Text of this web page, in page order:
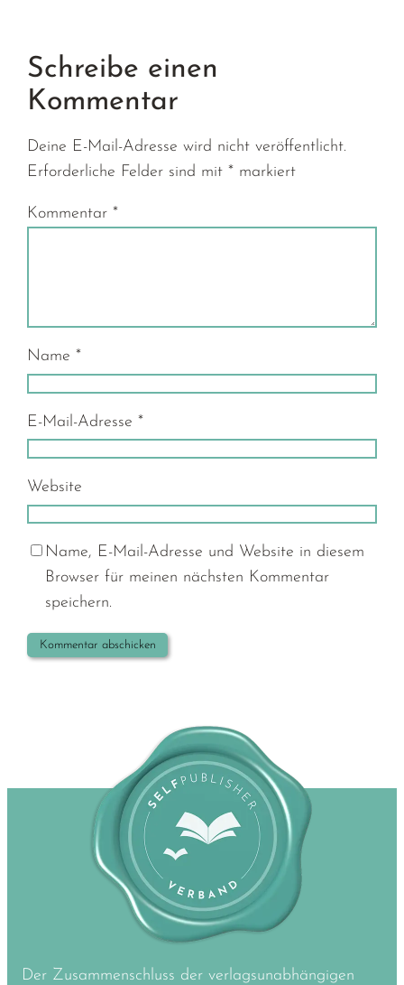
Schreibe einen
Kommentar
Deine E-Mail-Adresse wird nicht veröffentlicht.
Erforderliche Felder sind mit* markiert
Kommentar*
Name*
E-Mail-Adresse*
Website
Name, E-Mail-Adresse und Website in diesem
Browser für meinen nächsten Kommentar
speichern.
Der Zusammenschluss der verlagsunabhängigen